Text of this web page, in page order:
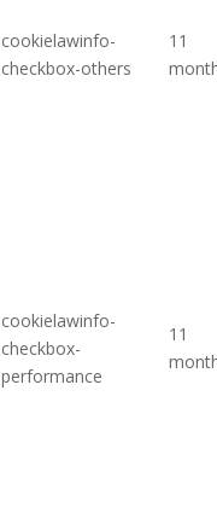
cookielawinfo-
checkbox-others
11
cookielawinfo-
checkbox-
performance
11